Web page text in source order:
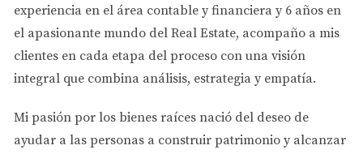
Si eres un inversionista colombiano,
considera tus opciones cuidadosamente antes
de tomar una decisión. Cada préstamo tiene
sus ventajas y desventajas.
Caso Práctico 1: Inversión en
Propiedades de Alquiler
experiencia en el área contable y financiera y 6 años en
el apasionante mundo del Real Estate, acompaño a mis
clientes en cada etapa del proceso con una visión
integral que combina análisis, estrategia y empatía.
Mi pasión por los bienes raíces nació del deseo de
ayudar a las personas a construir patrimonio y alcanzar